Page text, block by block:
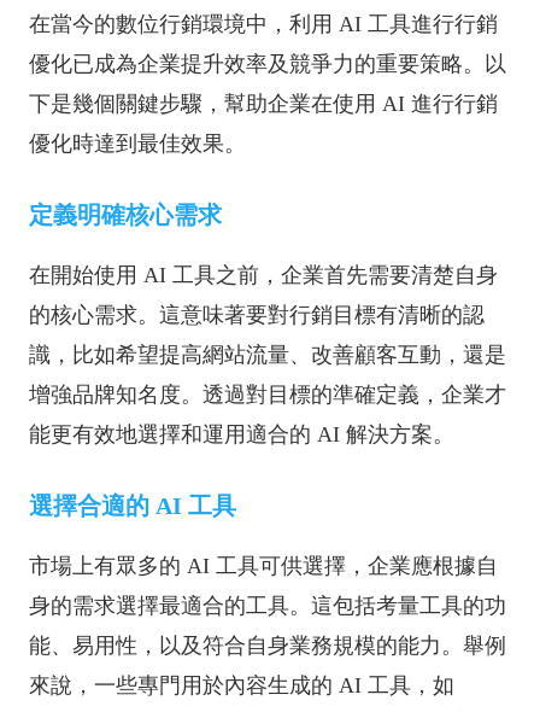
在當今的數位行銷環境中，利用 AI 工具進行行銷
優化已成為企業提升效率及競爭力的重要策略。以
下是幾個關鍵步驟，幫助企業在使用 AI 進行行銷
優化時達到最佳效果。
定義明確核心需求
在開始使用 AI 工具之前，企業首先需要清楚自身
的核心需求。這意味著要對行銷目標有清晰的認
識，比如希望提高網站流量、改善顧客互動，還是
增強品牌知名度。透過對目標的準確定義，企業才
能更有效地選擇和運用適合的 AI 解決方案。
選擇合適的 AI 工具
市場上有眾多的 AI 工具可供選擇，企業應根據自
身的需求選擇最適合的工具。這包括考量工具的功
能、易用性，以及符合自身業務規模的能力。舉例
來說，一些專門用於內容生成的 AI 工具，如